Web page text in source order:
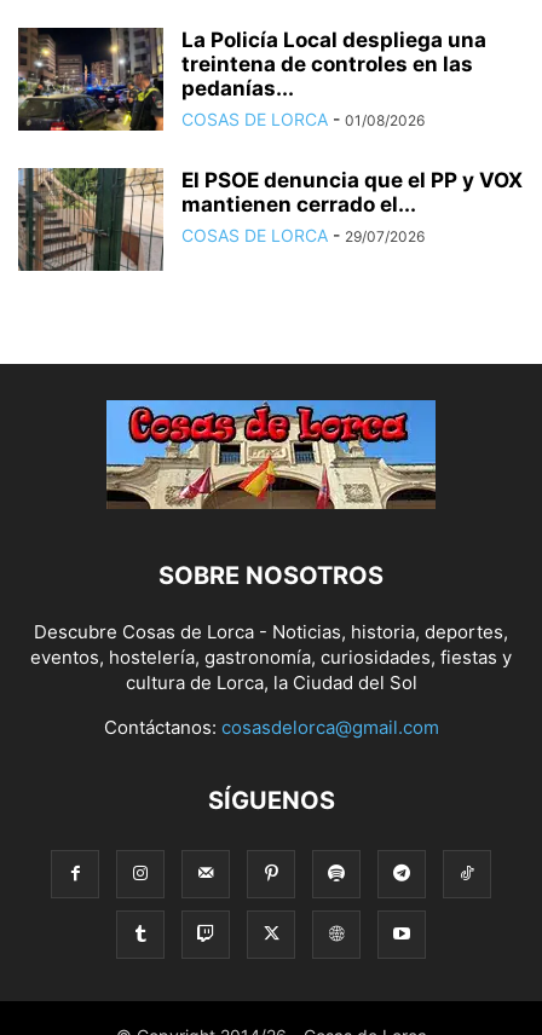
La Policía Local despliega una
treintena de controles en las
pedanías...
COSAS DE LORCA - 01/08/2026
El PSOE denuncia que el PP y VOX
mantienen cerrado el...
COSAS DE LORCA - 29/07/2026
SOBRE NOSOTROS
Descubre Cosas de Lorca - Noticias, historia, deportes,
eventos, hostelería, gastronomía, curiosidades, fiestas y
cultura de Lorca, la Ciudad del Sol
Contáctanos: cosasdelorca@gmail.com
SÍGUENOS